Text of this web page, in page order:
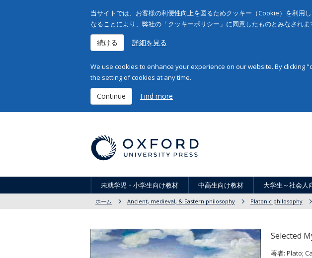
当サイトでは、お客様の利便性向上を図るためクッキー（Cookie）を利用
なることにより、弊社の「クッキーポリシー」に同意したものとみなされ
続ける 詳細を見る
We use cookies to enhance your experience on our website. By clicking
the setting of cookies at any time.
Continue Find more
未就学児・小学生向け教材 中高生向け教材 大学生～社会人
ホーム Ancient, medieval, & Eastern philosophy Platonic philosophy
Selected
著者: Plato;